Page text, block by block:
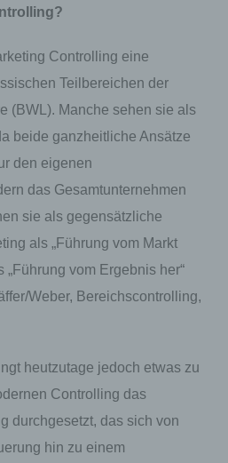
Controlling eine
Teilbereichen der
(BWL). Manche sehen sie als
beide ganzheitliche Ansätze
den eigenen
das Gesamtunternehmen
sie als gegensätzliche
als „Führung vom Markt
„Führung vom Ergebnis her“
Weber, Bereichscontrolling,
heutzutage jedoch etwas zu
Controlling das
durchgesetzt, das sich von
hin zu einem